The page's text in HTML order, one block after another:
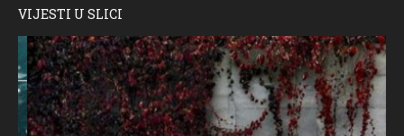
VIJESTI U SLICI